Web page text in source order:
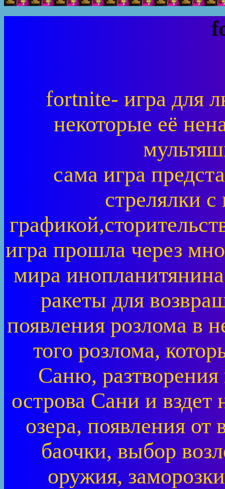
fortnite- игра для
некоторые её
сама игра
стрелялки
игра прошла через
мира
ракеты для
появления розлома в
того розлома,
Саню, разтворения
острова Сани и вздет
озера, появления от
баочки, выбор
оружия,